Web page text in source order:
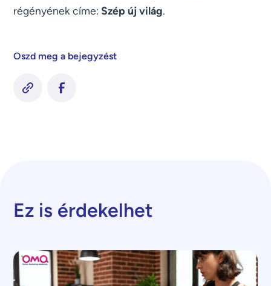
régényének címe:Szép új világ.
Oszd meg a bejegyzést
Ez is érdekelhet